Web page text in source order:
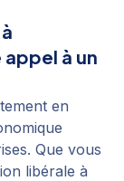
à
à un
en
Que vous
libérale à